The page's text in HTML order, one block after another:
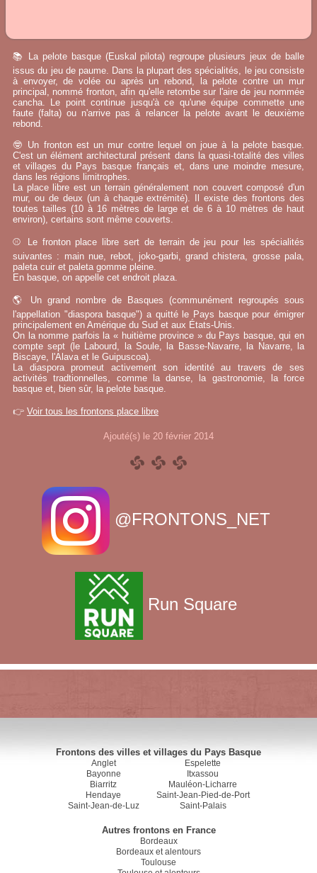
📚 La pelote basque (Euskal pilota) regroupe plusieurs jeux de balle
issus du jeu de paume. Dans la plupart des spécialités, le jeu consiste
à envoyer, de volée ou après un rebond, la pelote contre un mur
principal, nommé fronton, afin qu'elle retombe sur l'aire de jeu nommée
cancha. Le point continue jusqu'à ce qu'une équipe commette une
faute (falta) ou n'arrive pas à relancer la pelote avant le deuxième
rebond.
🤓 Un fronton est un mur contre lequel on joue à la pelote basque.
C'est un élément architectural présent dans la quasi-totalité des villes
et villages du Pays basque français et, dans une moindre mesure,
dans les régions limitrophes.
La place libre est un terrain généralement non couvert composé d'un
mur, ou de deux (un à chaque extrémité). Il existe des frontons des
toutes tailles (10 à 16 mètres de large et de 6 à 10 mètres de haut
environ), certains sont même couverts.
⚾ Le fronton place libre sert de terrain de jeu pour les spécialités
suivantes : main nue, rebot, joko-garbi, grand chistera, grosse pala,
paleta cuir et paleta gomme pleine.
En basque, on appelle cet endroit plaza.
🌎 Un grand nombre de Basques (communément regroupés sous
l'appellation "diaspora basque") a quitté le Pays basque pour émigrer
principalement en Amérique du Sud et aux États-Unis.
On la nomme parfois la « huitième province » du Pays basque, qui en
compte sept (le Labourd, la Soule, la Basse-Navarre, la Navarre, la
Biscaye, l'Alava et le Guipuscoa).
La diaspora promeut activement son identité au travers de ses
activités tradtionnelles, comme la danse, la gastronomie, la force
basque et, bien sûr, la pelote basque.
👉 Voir tous les frontons place libre
Ajouté(s) le 20 février 2014
@FRONTONS_NET
Run Square
Frontons des villes et villages du Pays Basque
Anglet
Bayonne
Biarritz
Hendaye
Saint-Jean-de-Luz
Espelette
Itxassou
Mauléon-Licharre
Saint-Jean-Pied-de-Port
Saint-Palais
Autres frontons en France
Bordeaux
Bordeaux et alentours
Toulouse